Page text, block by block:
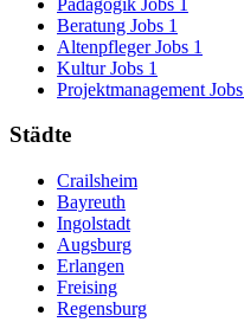
Beratung Jobs 1
Altenpfleger Jobs 1
Kultur Jobs 1
Projektmanagement Jobs
Städte
Crailsheim
Bayreuth
Ingolstadt
Augsburg
Erlangen
Freising
Regensburg